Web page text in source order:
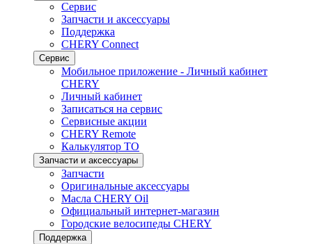
Сервис
Запчасти и аксессуары
Поддержка
CHERY Connect
Сервис
Мобильное приложение - Личный кабинет
CHERY
Личный кабинет
Записаться на сервис
Сервисные акции
CHERY Remote
Калькулятор ТО
Запчасти и аксессуары
Запчасти
Оригинальные аксессуары
Масла CHERY Oil
Официальный интернет-магазин
Городские велосипеды CHERY
Поддержка